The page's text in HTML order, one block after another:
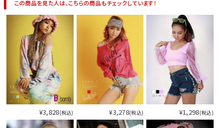
この商品を見た人は、こちらの商品もチェックしています！
¥3,828(税込) ¥3,278(税込) ¥1,298(税込)